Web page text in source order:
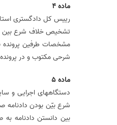
ماده 4
رییس کل دادگستری
تشخیص خلاف شرع بین
مشخصات طرفین پرونده
شرحی مکتوب و در پرونده
ماده 5‌
شرع بیّن بودن دادنامه
بین دانستن دادنامه